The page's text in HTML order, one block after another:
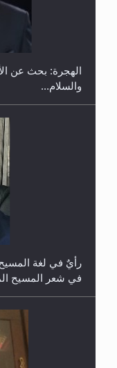
حفل توزيع
الهجرة: بحث عن
والسلام...
في شعر المسيح